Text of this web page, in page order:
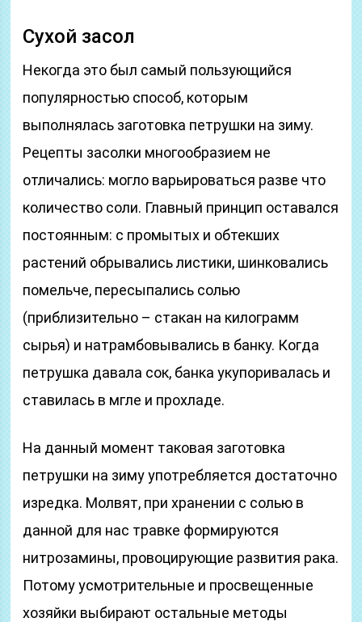
Сухой засол
Некогда это был самый пользующийся
популярностью способ, которым
выполнялась заготовка петрушки на зиму.
Рецепты засолки многообразием не
отличались: могло варьироваться разве что
количество соли. Главный принцип оставался
постоянным: с промытых и обтекших
растений обрывались листики, шинковались
помельче, пересыпались солью
(приблизительно – стакан на килограмм
сырья) и натрамбовывались в банку. Когда
петрушка давала сок, банка укупоривалась и
ставилась в мгле и прохладе.
На данный момент таковая заготовка
петрушки на зиму употребляется достаточно
изредка. Молвят, при хранении с солью в
данной для нас травке формируются
нитрозамины, провоцирующие развития рака.
Потому усмотрительные и просвещенные
хозяйки выбирают остальные методы